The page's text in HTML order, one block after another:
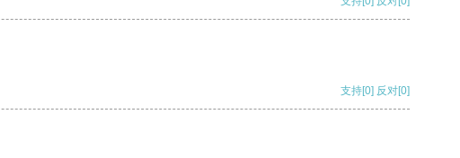
支持[0] 反对[0]